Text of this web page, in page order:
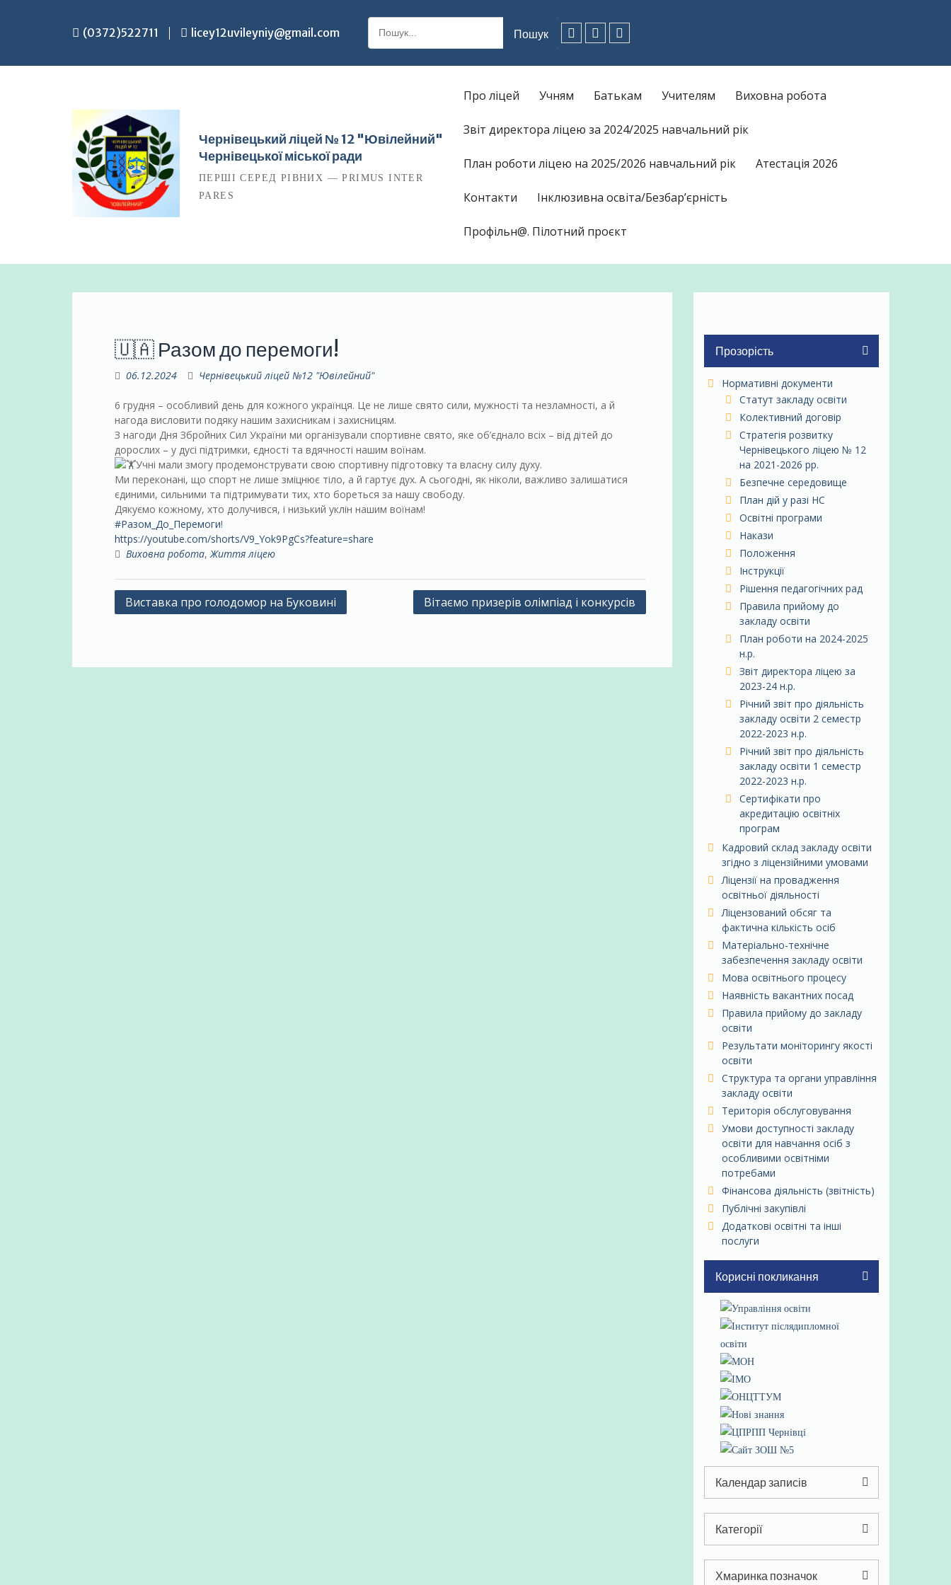
(0372)522711 licey12uvileyniy@gmail.com
Шукати:
Чернівецький ліцей № 12 "Ювілейний"
Чернівецької міської ради
ПЕРШІ СЕРЕД РІВНИХ — PRIMUS INTER
PARES
Про ліцей Учням Батькам Учителям Виховна робота
Звіт директора ліцею за 2024/2025 навчальний рік
План роботи ліцею на 2025/2026 навчальний рік Атестація 2026
Контакти Інклюзивна освіта/Безбар’єрність
Профільн@. Пілотний проєкт
🇺🇦 Разом до перемоги!
06.12.2024 Чернівецький ліцей №12 "Ювілейний"
6 грудня – особливий день для кожного українця. Це не лише свято сили, мужності та незламності, а й
нагода висловити подяку нашим захисникам і захисницям.
З нагоди Дня Збройних Сил України ми організували спортивне свято, яке об’єднало всіх – від дітей до
дорослих – у дусі підтримки, єдності та вдячності нашим воїнам.
Учні мали змогу продемонструвати свою спортивну підготовку та власну силу духу.
Ми переконані, що спорт не лише зміцнює тіло, а й гартує дух. А сьогодні, як ніколи, важливо залишатися
єдиними, сильними та підтримувати тих, хто бореться за нашу свободу.
Дякуємо кожному, хто долучився, і низький уклін нашим воїнам!
#Разом_До_Перемоги!
https://youtube.com/shorts/V9_Yok9PgCs?feature=share
Виховна робота,Життя ліцею
Навігація
Виставка про голодомор на Буковині Вітаємо призерів олімпіад і конкурсів
Прозорість
Нормативні документи
Статут закладу освіти
Колективний договір
Стратегія розвитку
Чернівецького ліцею № 12
на 2021-2026 рр.
Безпечне середовище
План дій у разі НС
Освітні програми
Накази
Положення
Інструкції
Рішення педагогічних рад
Правила прийому до
закладу освіти
План роботи на 2024-2025
н.р.
Звіт директора ліцею за
2023-24 н.р.
Річний звіт про діяльність
закладу освіти 2 семестр
2022-2023 н.р.
Річний звіт про діяльність
закладу освіти 1 семестр
2022-2023 н.р.
Сертифікати про
акредитацію освітніх
програм
Кадровий склад закладу освіти
згідно з ліцензійними умовами
Ліцензії на провадження
освітньої діяльності
Ліцензований обсяг та
фактична кількість осіб
Матеріально-технічне
забезпечення закладу освіти
Мова освітнього процесу
Наявність вакантних посад
Правила прийому до закладу
освіти
Результати моніторингу якості
освіти
Структура та органи управління
закладу освіти
Територія обслуговування
Умови доступності закладу
освіти для навчання осіб з
особливими освітніми
потребами
Фінансова діяльність (звітність)
Публічні закупівлі
Додаткові освітні та інші
послуги
Корисні покликання
Календар записів
Серпень 2026
1
2
Категорії
Категорії
Хмаринка позначок